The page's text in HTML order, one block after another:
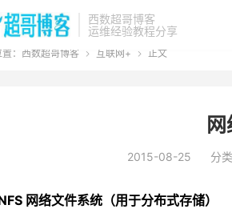
西数超哥博客
运维经验教程分享
： 西数超哥博客  互联网+  正文
2015-08-25 分类
网络文件系统（用于分布式存储）